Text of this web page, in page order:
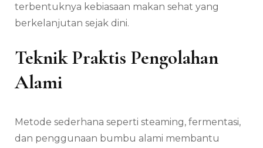
terbentuknya kebiasaan makan sehat yang
berkelanjutan sejak dini.
Teknik Praktis Pengolahan
Alami
Metode sederhana seperti steaming, fermentasi,
dan penggunaan bumbu alami membantu